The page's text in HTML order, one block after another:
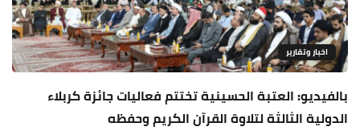
اخبار وتقارير
بالفيديو: العتبة الحسينية تختتم فعاليات جائزة كربلاء
الدولية الثالثة لتلاوة القرآن الكريم وحفظه